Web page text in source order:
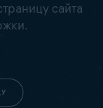
сайта